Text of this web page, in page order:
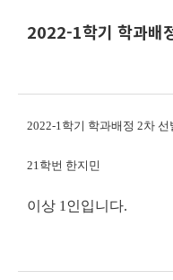
2022-1학기 학과배
2022-1학기 학과배정 2차
21학번 한지민
이상 1인입니다.